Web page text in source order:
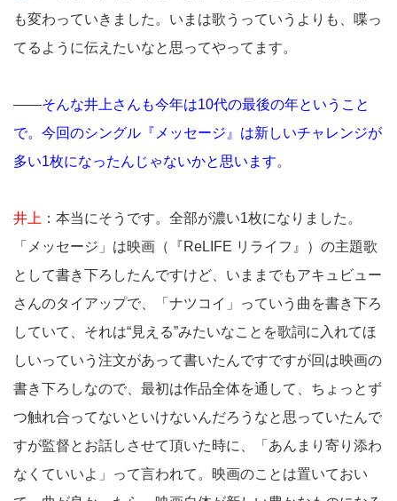
も変わっていきました。いまは歌うっていうよりも、喋っ
てるように伝えたいなと思ってやってます。
――そんな井上さんも今年は10代の最後の年ということ
で。今回のシングル『メッセージ』は新しいチャレンジが
多い1枚になったんじゃないかと思います。
井上 ：本当にそうです。全部が濃い1枚になりました。
「メッセージ」は映画（『ReLIFE リライフ』）の主題歌
として書き下ろしたんですけど、いままでもアキュビュー
さんのタイアップで、「ナツコイ」っていう曲を書き下ろ
していて、それは“見える”みたいなことを歌詞に入れてほ
しいっていう注文があって書いたんですですが回は映画の
書き下ろしなので、最初は作品全体を通して、ちょっとず
つ触れ合ってないといけないんだろうなと思っていたんで
すが監督とお話しさせて頂いた時に、「あんまり寄り添わ
なくていいよ」って言われて。映画のことは置いておい